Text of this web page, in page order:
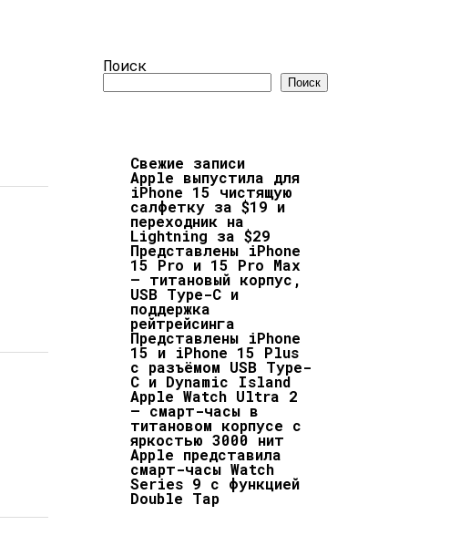
Поиск
Поиск
Свежие записи
Apple выпустила для
iPhone 15 чистящую
салфетку за $19 и
переходник на
Lightning за $29
Представлены iPhone
15 Pro и 15 Pro Max
– титановый корпус,
USB Type-C и
поддержка
рейтрейсинга
Представлены iPhone
15 и iPhone 15 Plus
с разъёмом USB Type-
C и Dynamic Island
Apple Watch Ultra 2
– смарт-часы в
титановом корпусе с
яркостью 3000 нит
Apple представила
смарт-часы Watch
Series 9 с функцией
Double Tap